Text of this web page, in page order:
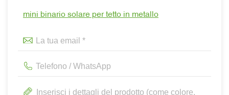
mini binario solare per tetto in metallo